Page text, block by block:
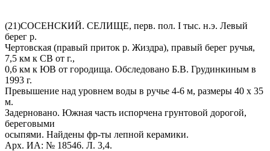
(21)СОСЕНСКИЙ. СЕЛИЩЕ, перв. пол. I тыс. н.э. Левый
берег р.
Чертовская (правый приток р. Жиздра), правый берег ручья,
7,5 км к СВ от г.,
0,6 км к ЮВ от городища. Обследовано Б.В. Грудинкиным в
1993 г.
Превышение над уровнем воды в ручье 4-6 м, размеры 40 х 35
м.
Задерновано. Южная часть испорчена грунтовой дорогой,
береговыми
осыпями. Найдены фр-ты лепной керамики.
Арх. ИА: № 18546. Л. 3,4.